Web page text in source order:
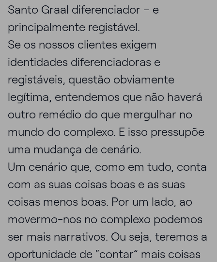
Santo Graal diferenciador – e
principalmente registável.
Se os nossos clientes exigem
identidades diferenciadoras e
registáveis, questão obviamente
legítima, entendemos que não haverá
outro remédio do que mergulhar no
mundo do complexo. E isso pressupõe
uma mudança de cenário.
Um cenário que, como em tudo, conta
com as suas coisas boas e as suas
coisas menos boas. Por um lado, ao
movermo-nos no complexo podemos
ser mais narrativos. Ou seja, teremos a
oportunidade de “contar” mais coisas